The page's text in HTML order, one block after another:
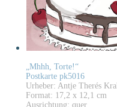
„Mhhh, Torte!“
Postkarte pk5016
Urheber: Antje Therés Kral
Format: 17,2 x 12,1 cm
Ausrichtung: quer